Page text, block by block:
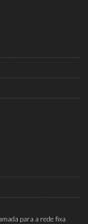
para a rede fixa